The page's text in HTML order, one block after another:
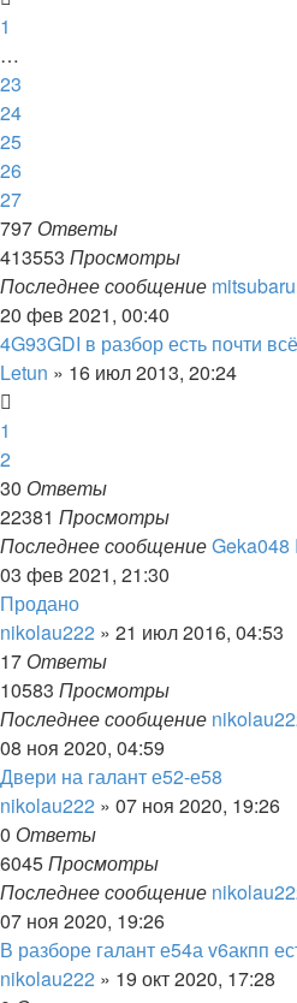
1
…
23
24
25
26
27
797 Ответы
413553 Просмотры
Последнее сообщение mitsubaru
20 фев 2021, 00:40
4G93GDI в разбор есть почти
Letun » 16 июл 2013, 20:24
1
2
30 Ответы
22381 Просмотры
Последнее сообщениеGeka048
03 фев 2021, 21:30
Продано
nikolau222 » 21 июл 2016, 04:53
17 Ответы
10583 Просмотры
Последнее сообщение
08 ноя 2020, 04:59
Двери на галант е52-е58
nikolau222 » 07 ноя 2020, 19:26
0 Ответы
6045Просмотры
Последнее сообщение
07 ноя 2020, 19:26
В разборе галант е54а v6акпп
nikolau222 » 19 окт 2020, 17:28